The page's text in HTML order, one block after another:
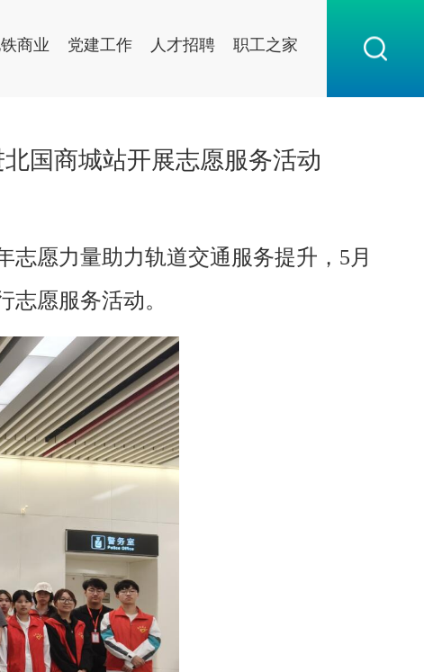
商业 党建工作 人才招聘 职工之家
国商城站开展志愿服务活动
愿力量助力轨道交通服务提升，5月
愿服务活动。